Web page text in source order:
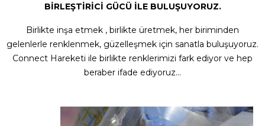
BİRLEŞTİRİCİ GÜCÜ İLE BULUŞUYORUZ.
Birlikte inşa etmek , birlikte üretmek, her biriminden
gelenlerle renklenmek, güzelleşmek için sanatla buluşuyoruz.
Connect Hareketi ile birlikte renklerimizi fark ediyor ve hep
beraber ifade ediyoruz…